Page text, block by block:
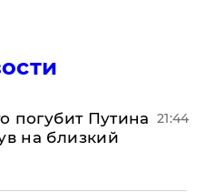
погубит Путина
на близкий
21:44